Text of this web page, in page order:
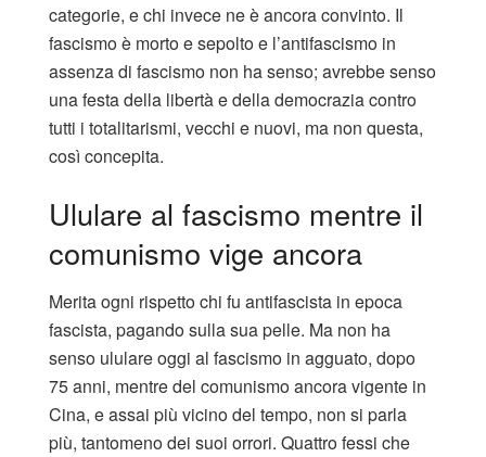
categorie, e chi invece ne è ancora convinto. Il
fascismo è morto e sepolto e l’antifascismo in
assenza di fascismo non ha senso; avrebbe senso
una festa della libertà e della democrazia contro
tutti i totalitarismi, vecchi e nuovi, ma non questa,
così concepita.
Ululare al fascismo mentre il
comunismo vige ancora
Merita ogni rispetto chi fu antifascista in epoca
fascista, pagando sulla sua pelle. Ma non ha
senso ululare oggi al fascismo in agguato, dopo
75 anni, mentre del comunismo ancora vigente in
Cina, e assai più vicino del tempo, non si parla
più, tantomeno dei suoi orrori. Quattro fessi che